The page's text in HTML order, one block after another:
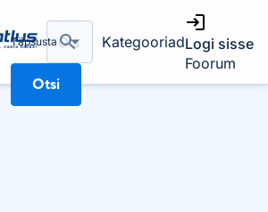
Täpsusta
Otsi
KategooriadLogi sisse
Foorum